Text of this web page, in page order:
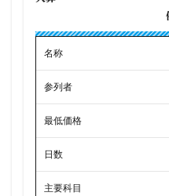
名称
参列者
最低価格
日数
主要科目